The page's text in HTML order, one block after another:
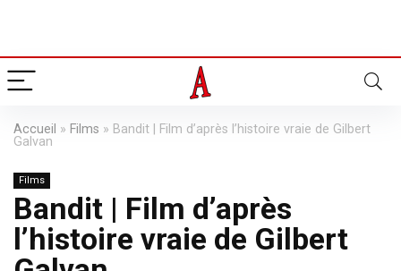
Accueil » Films » Bandit | Film d’après l’histoire vraie de Gilbert
Galvan
Films
Bandit | Film d’après
l’histoire vraie de Gilbert